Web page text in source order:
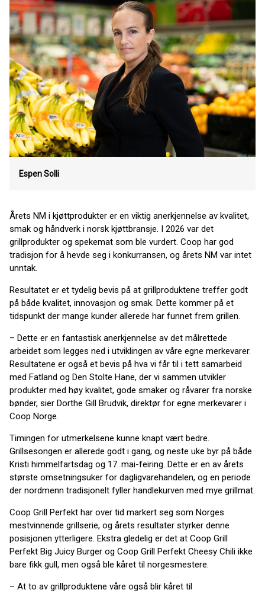
Espen Solli
Årets NM i kjøttprodukter er en viktig anerkjennelse av kvalitet,
smak og håndverk i norsk kjøttbransje. I 2026 var det
grillprodukter og spekemat som ble vurdert. Coop har god
tradisjon for å hevde seg i konkurransen, og årets NM var intet
unntak.
Resultatet er et tydelig bevis på at grillproduktene treffer godt
på både kvalitet, innovasjon og smak. Dette kommer på et
tidspunkt der mange kunder allerede har funnet frem grillen.
– Dette er en fantastisk anerkjennelse av det målrettede
arbeidet som legges ned i utviklingen av våre egne merkevarer.
Resultatene er også et bevis på hva vi får til i tett samarbeid
med Fatland og Den Stolte Hane, der vi sammen utvikler
produkter med høy kvalitet, gode smaker og råvarer fra norske
bønder, sier Dorthe Gill Brudvik, direktør for egne merkevarer i
Coop Norge.
Timingen for utmerkelsene kunne knapt vært bedre.
Grillsesongen er allerede godt i gang, og neste uke byr på både
Kristi himmelfartsdag og 17. mai-feiring. Dette er en av årets
største omsetningsuker for dagligvarehandelen, og en periode
der nordmenn tradisjonelt fyller handlekurven med mye grillmat.
Coop Grill Perfekt har over tid markert seg som Norges
mestvinnende grillserie, og årets resultater styrker denne
posisjonen ytterligere. Ekstra gledelig er det at Coop Grill
Perfekt Big Juicy Burger og Coop Grill Perfekt Cheesy Chili ikke
bare fikk gull, men også ble kåret til norgesmestere.
– At to av grillproduktene våre også blir kåret til